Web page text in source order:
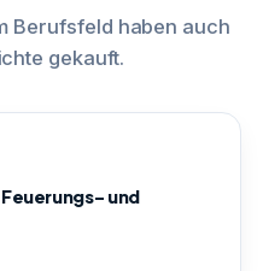
Berufsfeld haben auch
gekauft.
und